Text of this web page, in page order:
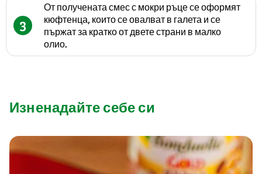
3
От получената смес с мокри ръце се оформят
кюфтенца, които се овалват в галета и се
пържат за кратко от двете страни в малко
олио.
Изненадайте себе си